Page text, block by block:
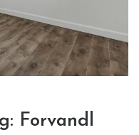
Forvandl